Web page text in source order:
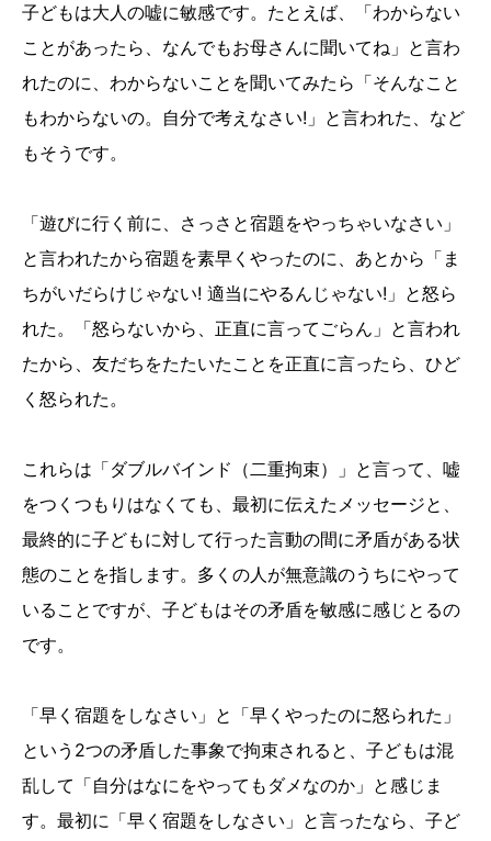
子どもは大人の嘘に敏感です。たとえば、「わからない
ことがあったら、なんでもお母さんに聞いてね」と言わ
れたのに、わからないことを聞いてみたら「そんなこと
もわからないの。自分で考えなさい!」と言われた、など
もそうです。
「遊びに行く前に、さっさと宿題をやっちゃいなさい」
と言われたから宿題を素早くやったのに、あとから「ま
ちがいだらけじゃない! 適当にやるんじゃない!」と怒ら
れた。「怒らないから、正直に言ってごらん」と言われ
たから、友だちをたたいたことを正直に言ったら、ひど
く怒られた。
これらは「ダブルバインド（二重拘束）」と言って、嘘
をつくつもりはなくても、最初に伝えたメッセージと、
最終的に子どもに対して行った言動の間に矛盾がある状
態のことを指します。多くの人が無意識のうちにやって
いることですが、子どもはその矛盾を敏感に感じとるの
です。
「早く宿題をしなさい」と「早くやったのに怒られた」
という2つの矛盾した事象で拘束されると、子どもは混
乱して「自分はなにをやってもダメなのか」と感じま
す。最初に「早く宿題をしなさい」と言ったなら、子ど